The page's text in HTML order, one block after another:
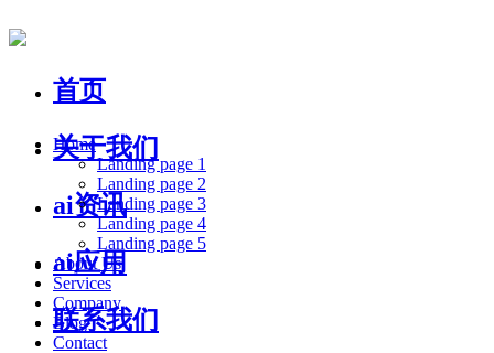
首页
关于我们
ai资讯
ai应用
联系我们
Home
Landing page 1
Landing page 2
Landing page 3
Landing page 4
Landing page 5
About Us
Services
Company
Blog
Contact